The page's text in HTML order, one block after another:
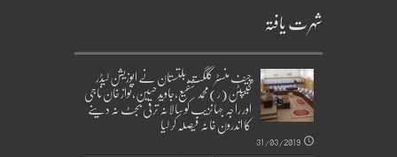
شہرت یافتہ
چیف منسٹر گلگت بلتستان نے اپوزیشن لیڈر
کیپٹن(ر)محمد شفیع،جاوید حسین،نواز خان ناجی
اور راجہ جہانزیب کو سالانہ ترقی بجٹ نہ دینے
کا اندرون خانہ فیصلہ کر لیا
31/03/2019